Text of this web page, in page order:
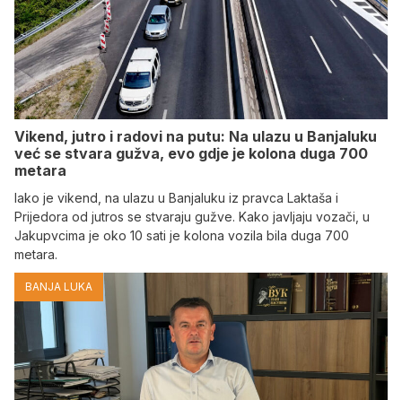
Vikend, jutro i radovi na putu: Na ulazu u Banjaluku
već se stvara gužva, evo gdje je kolona duga 700
metara
Iako je vikend, na ulazu u Banjaluku iz pravca Laktaša i
Prijedora od jutros se stvaraju gužve. Kako javljaju vozači, u
Jakupvcima je oko 10 sati je kolona vozila bila duga 700
metara.
BANJA LUKA